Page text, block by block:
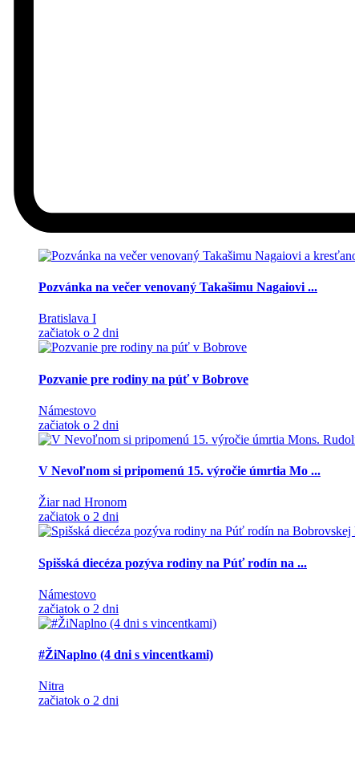
Pozvánka na večer venovaný Takašimu Nagaiovi ...
Bratislava I
začiatok o 2 dni
Pozvanie pre rodiny na púť v Bobrove
Námestovo
začiatok o 2 dni
V Nevoľnom si pripomenú 15. výročie úmrtia Mo ...
Žiar nad Hronom
začiatok o 2 dni
Spišská diecéza pozýva rodiny na Púť rodín na ...
Námestovo
začiatok o 2 dni
#ŽiNaplno (4 dni s vincentkami)
Nitra
začiatok o 2 dni